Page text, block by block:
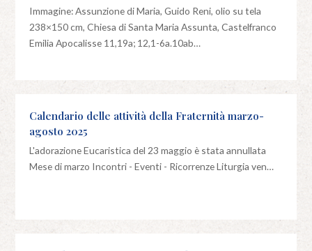
Immagine: Assunzione di Maria, Guido Reni, olio su tela
238×150 cm, Chiesa di Santa Maria Assunta, Castelfranco
Emilia Apocalisse 11,19a; 12,1-6a.10ab…
Calendario delle attività della Fraternità marzo-
agosto 2025
L'adorazione Eucaristica del 23 maggio è stata annullata
Mese di marzo Incontri - Eventi - Ricorrenze Liturgia ven…